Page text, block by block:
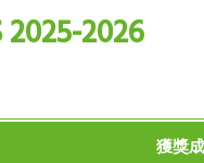
2025-2026
獲獎